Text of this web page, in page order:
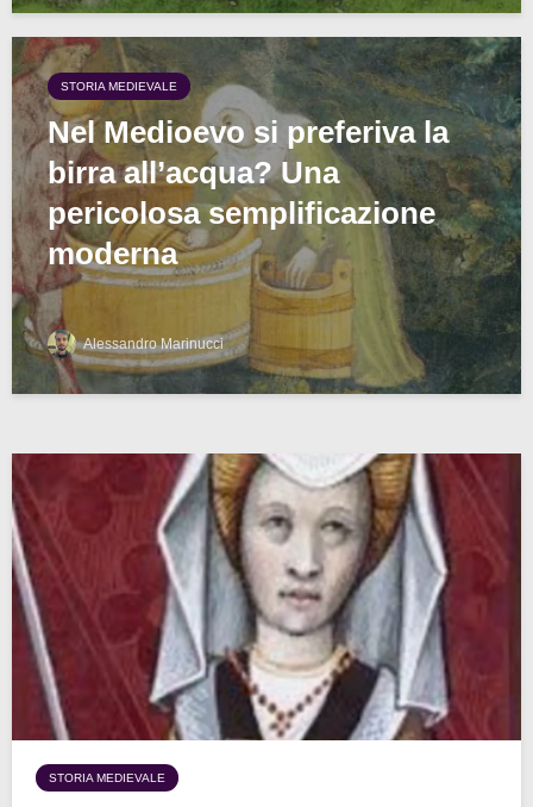
STORIA MEDIEVALE
Nel Medioevo si preferiva la
birra all’acqua? Una
pericolosa semplificazione
moderna
Alessandro Marinucci
STORIA MEDIEVALE